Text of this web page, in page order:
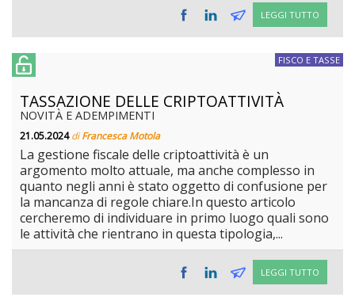
LEGGI TUTTO
FISCO E TASSE
TASSAZIONE DELLE CRIPTOATTIVITÀ
NOVITÀ E ADEMPIMENTI
21.05.2024diFrancesca Motola
La gestione fiscale delle criptoattività è un
argomento molto attuale, ma anche complesso in
quanto negli anni è stato oggetto di confusione per
la mancanza di regole chiare.In questo articolo
cercheremo di individuare in primo luogo quali sono
le attività che rientrano in questa tipologia,...
LEGGI TUTTO